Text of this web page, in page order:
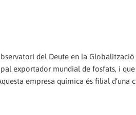
del Deute en la
exportador mundial de fosfats, i
empresa química és filial d’una